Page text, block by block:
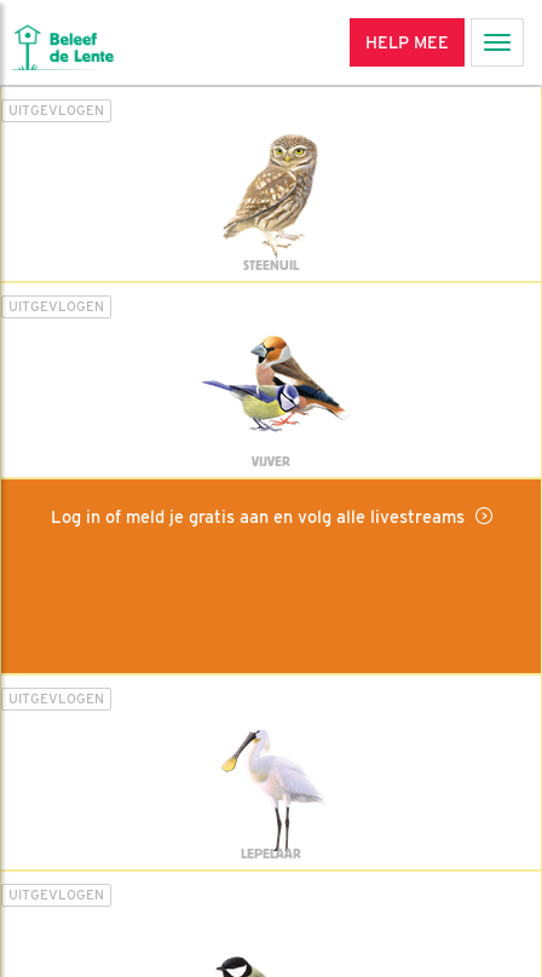
HELP MEE
UITGEVLOGEN
STEENUIL
UITGEVLOGEN
VIJVER
Log in of meld je gratis aan en volg alle livestreams
UITGEVLOGEN
LEPELAAR
UITGEVLOGEN